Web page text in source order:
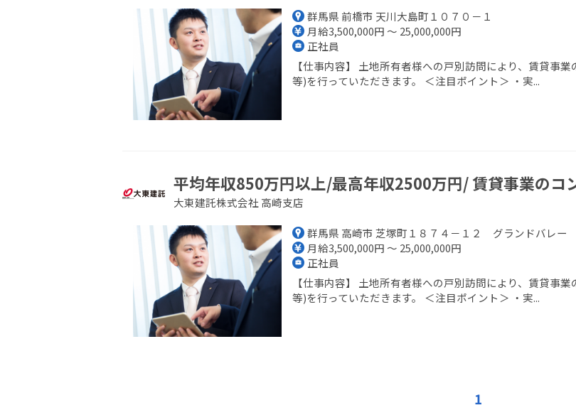
群馬県 前橋市 天川大島町１０７０－１
月給3,500,000円 ～ 25,000,000円
正社員
【仕事内容】 土地所有者様への戸別訪問により、賃貸事
等)を行っていただきます。 ＜注目ポイント＞ ・実...
平均年収850万円以上/最高年収2500万円/ 賃貸事業のコ
大東建託株式会社 高崎支店
群馬県 高崎市 芝塚町１８７４－１２ グランドバレ
月給3,500,000円 ～ 25,000,000円
正社員
【仕事内容】 土地所有者様への戸別訪問により、賃貸事
等)を行っていただきます。 ＜注目ポイント＞ ・実...
1